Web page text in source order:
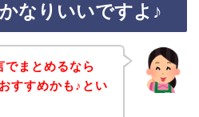
なりいいですよ♪
でまとめるなら
すすめかも♪とい